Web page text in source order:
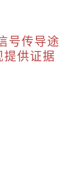
号传导途
提供证据